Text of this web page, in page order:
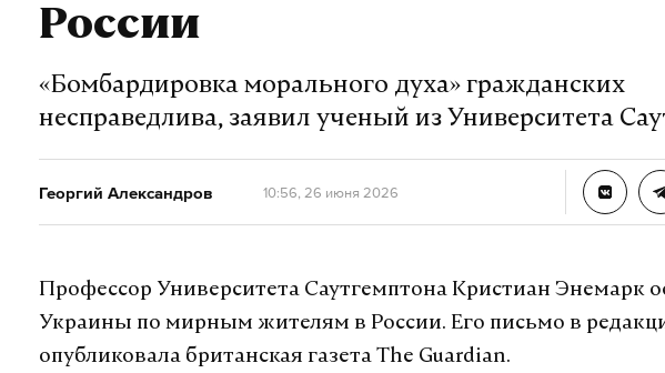
России
«Бомбардировка морального духа» гражданских
несправедлива, заявил ученый из Университета
Георгий Александров 10:56, 26 июня 2026
Профессор Университета Саутгемптона Кристиан Энемарк
Украины по мирным жителям в России. Его письмо в
опубликовала британская газета The Guardian.